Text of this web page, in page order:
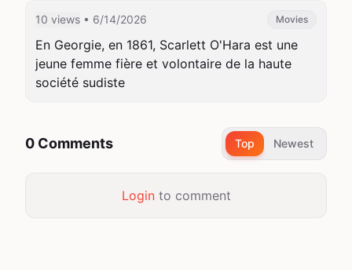
10 views • 6/14/2026 Movies
En Georgie, en 1861, Scarlett O'Hara est une
jeune femme fière et volontaire de la haute
société sudiste
0 Comments Top Newest
Loginto comment